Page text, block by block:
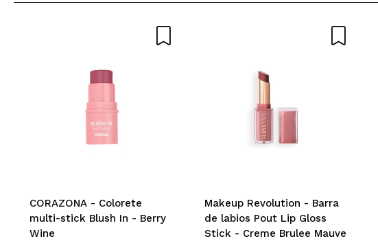
CORAZONA - Colorete
multi-stick Blush In - Berry
Wine
Makeup Revolution - Barra
de labios Pout Lip Gloss
Stick - Creme Brulee Mauve